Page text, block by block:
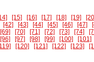
[15] [16] [17] [18] [19]
[42] [43] [44] [45] [46] [47]
[69] [70] [71] [72] [73] [74]
[96] [97] [98] [99] [100] [101]
[120] [121] [122] [123]